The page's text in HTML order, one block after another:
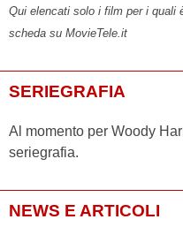
Qui elencati solo i film per i quali
scheda su MovieTele.it
SERIEGRAFIA
Al momento per Woody
seriegrafia.
NEWS E ARTICOLI